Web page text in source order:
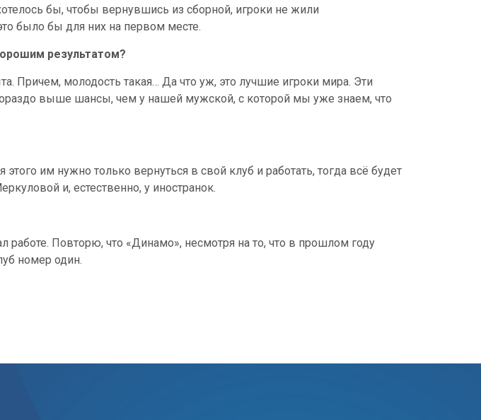
бы, чтобы вернувшись из сборной, игроки не жили
было бы для них на первом месте.
результатом?
Причем, молодость такая… Да что уж, это лучшие игроки мира. Эти
выше шансы, чем у нашей мужской, с которой мы уже знаем, что
им нужно только вернуться в свой клуб и работать, тогда всё будет
и, естественно, у иностранок.
Повторю, что «Динамо», несмотря на то, что в прошлом году
номер один.